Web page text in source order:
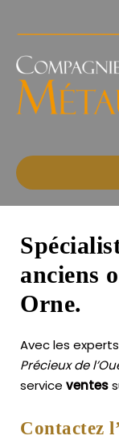
des
Précieux
l'Ouest
anciens
Orne.
Avec les
Précieux de
service ventes
Contactez